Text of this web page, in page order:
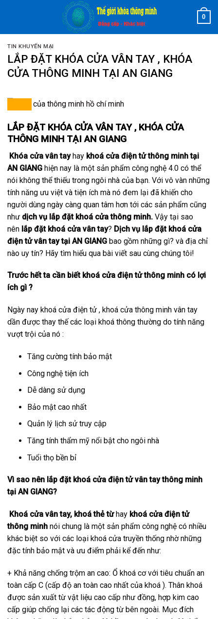
0
TIN KHUYẾN MẠI
LẮP ĐẶT KHÓA CỬA VÂN TAY , KHÓA
CỬA THÔNG MINH TẠI AN GIANG
LẮP ĐẶT KHÓA CỬA VÂN TAY , KHÓA CỬA
THÔNG MINH TẠI AN GIANG
Khóa cửa vân tayhay khoá cửa điện tử thông minh tại
AN GIANG hiện nay là một sản phẩm công nghệ 4.0 có thể
nói không thể thiếu trong ngôi nhà của bạn. Với vô vàn những
tính năng ưu việt và tiện ích mà nó đem lại đã khiến cho
người dùng ngày càng quan tâm hơn tới các sản phẩm cũng
như dịch vụ lắp đặt khoá cửa thông minh. Vậy tại sao
nên lắp đặt khoá cửa vân tay? Dịch vụ lắp đặt khoá cửa
điện tử vân tay tại AN GIANG bao gồm những gì? và địa chỉ
nào uy tín? Hãy tìm hiểu qua bài viết sau cùng chúng tôi!
Trước hết ta cần biết khoá cửa điện tử thông minh có lợi
ích gì ?
Ngày nay khoá cửa điện tử , khoá cửa thông minh vân tay
dần được thay thế các loại khoá thông thường do tính năng
vượt trội của nó :
Tăng cường tính bảo mật
Công nghệ tiện ích
Dễ dàng sử dụng
Bảo mật cao nhất
Quản lý lịch sử truy cập
Tăng tính thẩm mỹ nổi bật cho ngôi nhà
Tuổi thọ bền bỉ
Vì sao nên lắp đặt khoá cửa điện tử vân tay thông minh
tại AN GIANG?
Khoá cửa vân tay, khoá thẻ từ hay khoá cửa điện tử
thông minh nói chung là một sản phẩm công nghệ có nhiều
khác biệt so với các loại khoá cửa truyền thống nhờ những
đặc tính bảo mật và ưu điểm phải kể đến như:
+ Khả năng chống trộm an cao: Ổ khoá cơ với tiêu chuẩn an
toàn cấp C (cấp độ an toàn cao nhất của khoá ). Thân khoá
được sản xuất từ vật liệu cao cấp như đồng, hợp kim cao
cấp giúp chống lại các tác động từ bên ngoài. Mục đích